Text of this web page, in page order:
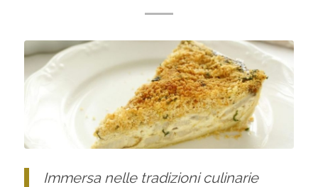
Immersa nelle tradizioni culinarie